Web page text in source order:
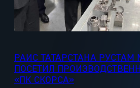
РАИС ТАТАРСТАНА
ПОСЕТИЛ
«ПК СКОРСА»